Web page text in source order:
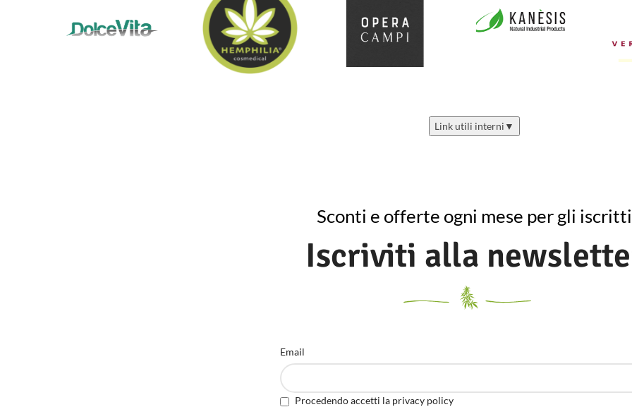
Link utili interni ▼
Sconti e offerte ogni mese per gli iscritti
Iscriviti alla
Email
Procedendo accetti la privacy policy